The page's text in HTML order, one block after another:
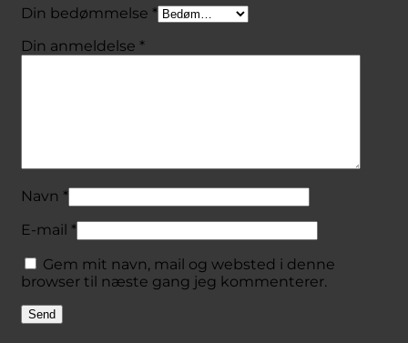
Din bedømmelse *
Din anmeldelse *
Navn *
E-mail *
Gem mit navn, mail og websted i denne
browser til næste gang jeg kommenterer.